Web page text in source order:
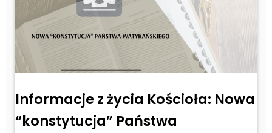
Informacje z życia Kościoła: Nowa
“konstytucja” Państwa